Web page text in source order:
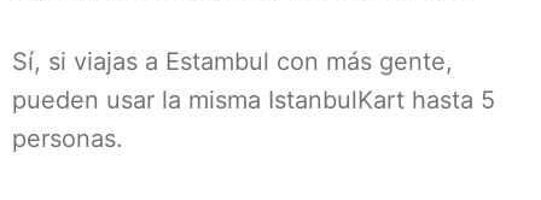
Sí, si viajas a Estambul con más gente,
pueden usar la misma IstanbulKart hasta 5
personas.